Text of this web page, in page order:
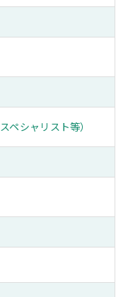
ペシャリスト等）